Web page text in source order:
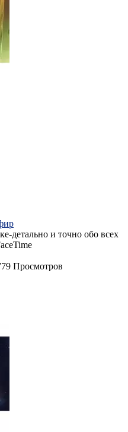
детально и точно обо всех
Просмотров